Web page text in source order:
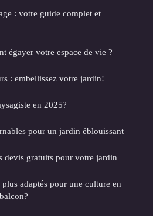
: votre guide complet et
égayer votre espace de vie ?
: embellissez votre jardin!
en 2025?
pour un jardin éblouissant
devis gratuits pour votre jardin
adaptés pour une culture en